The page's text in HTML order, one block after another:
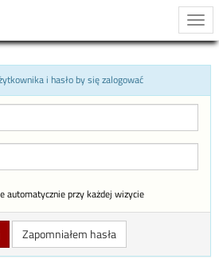
i hasło by się zalogować
automatycznie przy każdej wizycie
Zapomniałem hasła